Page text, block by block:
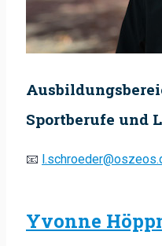
Sportberufe und
📧
Yvonne